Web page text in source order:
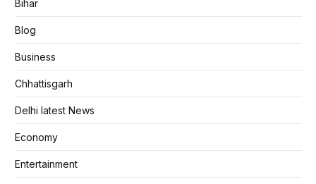
Bihar
Blog
Business
Chhattisgarh
Delhi latest News
Economy
Entertainment